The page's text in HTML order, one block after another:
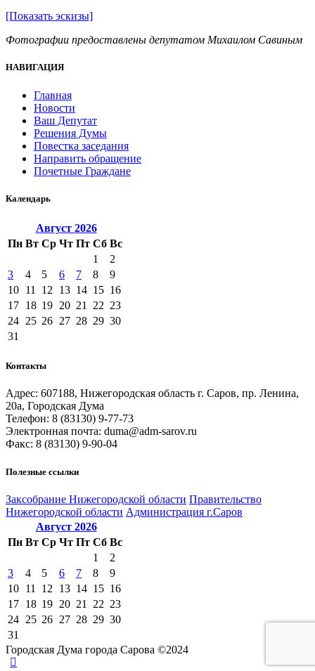
[Показать эскизы]
Фотографии предоставлены депутатом Михаилом Савиным
НАВИГАЦИЯ
Главная
Новости
Ваш Депутат
Решения Думы
Повестка заседания
Направить обращение
Почетные Граждане
Календарь
Август 2026
Пн Вт Ср Чт Пт Сб Вс
1
2
3
4 5 6 7 8
9
10 11 12 13 14 15 16
17 18 19 20 21 22 23
24 25 26 27 28 29 30
31
Контакты
Адрес: 607188, Нижегородская область г. Саров, пр. Ленина,
20а, Городская Дума
Телефон: 8 (83130) 9-77-73
Электронная почта: duma@adm-sarov.ru
Факс: 8 (83130) 9-90-04
Полезные ссылки
Закcобрание Нижегородской области Правительство
Нижегородской области Администрация г.Саров
Август 2026
Пн Вт Ср Чт Пт Сб Вс
1
2
3
4 5 6 7 8
9
10 11 12 13 14 15 16
17 18 19 20 21 22 23
24 25 26 27 28 29 30
31
Городская Дума города Сарова ©2024